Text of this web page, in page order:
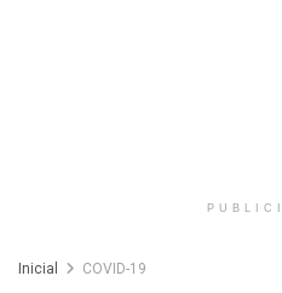
Inicial COVID-19